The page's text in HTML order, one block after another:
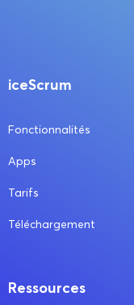
iceScrum
Fonctionnalités
Apps
Tarifs
Téléchargement
Ressources